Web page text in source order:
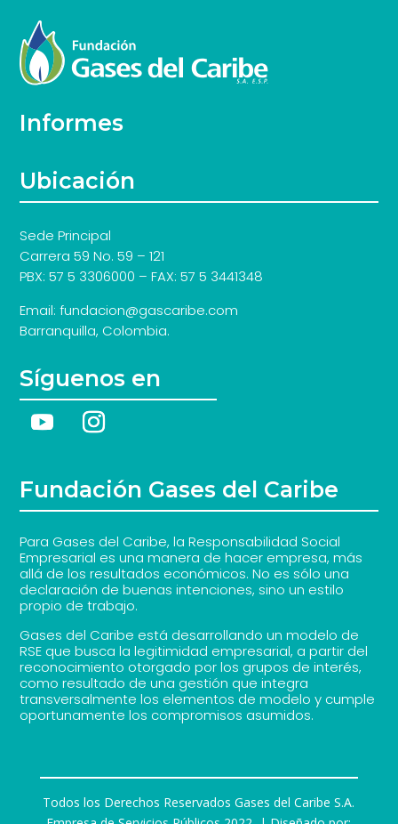
Informes
Ubicación
Sede Principal
Carrera 59 No. 59 – 121
PBX: 57 5 3306000 – FAX: 57 5 3441348
Email: fundacion@gascaribe.com
Barranquilla, Colombia.
Síguenos en
Fundación Gases del Caribe
Para Gases del Caribe, la Responsabilidad Social
Empresarial es una manera de hacer empresa, más
allá de los resultados económicos. No es sólo una
declaración de buenas intenciones, sino un estilo
propio de trabajo.
Gases del Caribe está desarrollando un modelo de
RSE que busca la legitimidad empresarial, a partir del
reconocimiento otorgado por los grupos de interés,
como resultado de una gestión que integra
transversalmente los elementos de modelo y cumple
oportunamente los compromisos asumidos.
Todos los Derechos Reservados Gases del Caribe S.A.